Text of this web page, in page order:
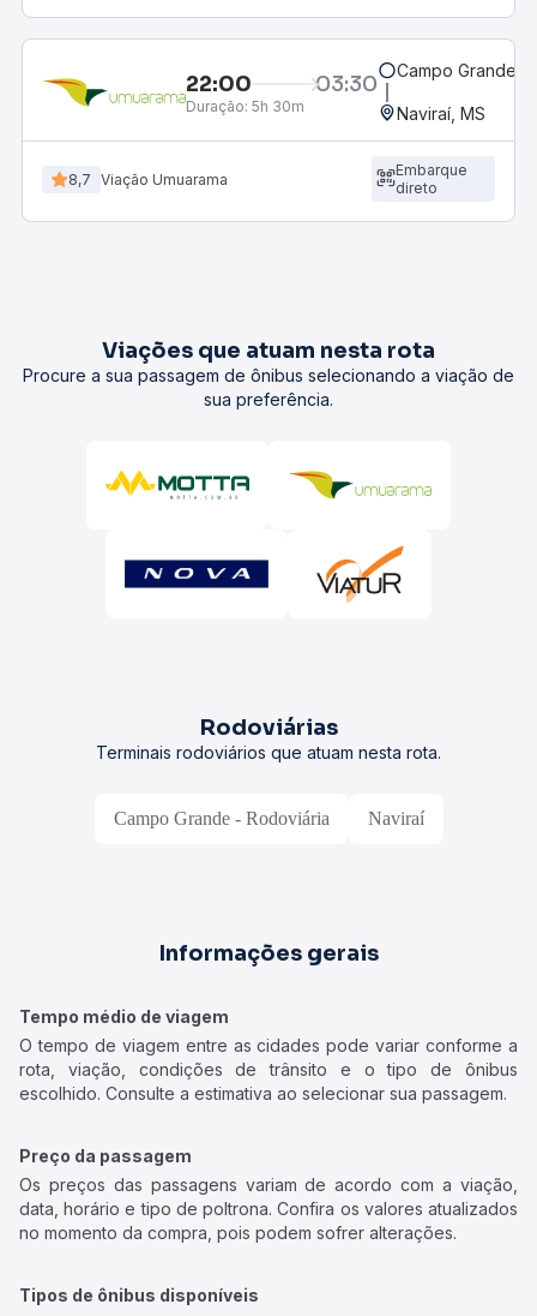
22:00 03:30
Duração: 5h 30m
Campo Grande,
Naviraí, MS
8,7 Viação Umuarama
Embarque
direto
Viações que atuam nesta rota
Procure a sua passagem de ônibus selecionando a viação de
sua preferência.
Rodoviárias
Terminais rodoviários que atuam nesta rota.
Campo Grande - Rodoviária Naviraí
Informações gerais
Tempo médio de viagem
O tempo de viagem entre as cidades pode variar conforme a
rota, viação, condições de trânsito e o tipo de ônibus
escolhido. Consulte a estimativa ao selecionar sua passagem.
Preço da passagem
Os preços das passagens variam de acordo com a viação,
data, horário e tipo de poltrona. Confira os valores atualizados
no momento da compra, pois podem sofrer alterações.
Tipos de ônibus disponíveis